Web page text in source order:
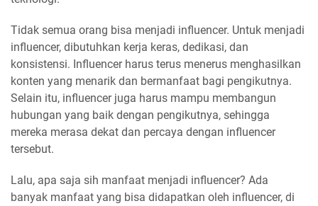
Tidak semua orang bisa menjadi influencer. Untuk menjadi
influencer, dibutuhkan kerja keras, dedikasi, dan
konsistensi. Influencer harus terus menerus menghasilkan
konten yang menarik dan bermanfaat bagi pengikutnya.
Selain itu, influencer juga harus mampu membangun
hubungan yang baik dengan pengikutnya, sehingga
mereka merasa dekat dan percaya dengan influencer
tersebut.
Lalu, apa saja sih manfaat menjadi influencer? Ada
banyak manfaat yang bisa didapatkan oleh influencer, di